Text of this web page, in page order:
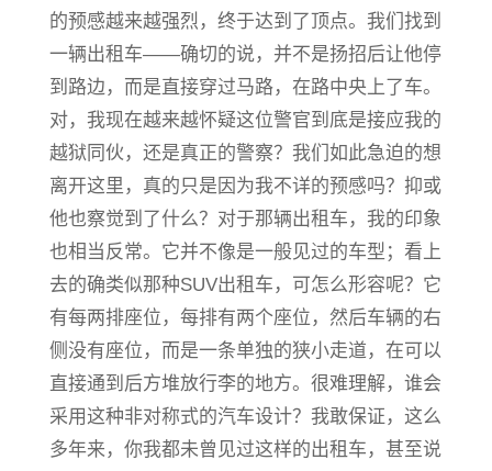
的预感越来越强烈，终于达到了顶点。我们找到
一辆出租车——确切的说，并不是扬招后让他停
到路边，而是直接穿过马路，在路中央上了车。
对，我现在越来越怀疑这位警官到底是接应我的
越狱同伙，还是真正的警察？我们如此急迫的想
离开这里，真的只是因为我不详的预感吗？抑或
他也察觉到了什么？对于那辆出租车，我的印象
也相当反常。它并不像是一般见过的车型；看上
去的确类似那种SUV出租车，可怎么形容呢？它
有每两排座位，每排有两个座位，然后车辆的右
侧没有座位，而是一条单独的狭小走道，在可以
直接通到后方堆放行李的地方。很难理解，谁会
采用这种非对称式的汽车设计？我敢保证，这么
多年来，你我都未曾见过这样的出租车，甚至说